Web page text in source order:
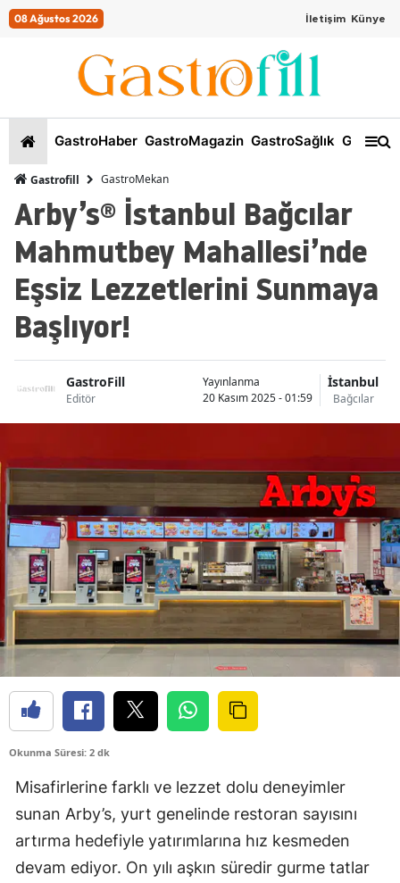
08 Ağustos 2026 İletişim Künye
GastroHaber GastroMagazin GastroSağlık
Gastrofill GastroMekan
Arby’s® İstanbul Bağcılar
Mahmutbey Mahallesi’nde
Eşsiz Lezzetlerini Sunmaya
Başlıyor!
GastroFill
Editör
Yayınlanma
20 Kasım 2025 - 01:59
İstanbul
Bağcılar
Okunma Süresi: 2 dk
Misafirlerine farklı ve lezzet dolu deneyimler
sunan Arby’s, yurt genelinde restoran sayısını
artırma hedefiyle yatırımlarına hız kesmeden
devam ediyor. On yılı aşkın süredir gurme tatlar